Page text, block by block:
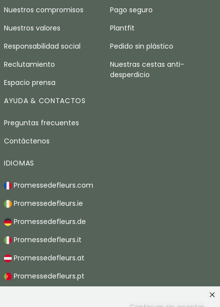
Nuestros compromisos
Nuestros valores
Responsabilidad social
Reclutamiento
Espacio prensa
Pago seguro
Plantfit
Pedido sin plástico
Nuestras cestas anti-
desperdicio
AYUDA & CONTACTOS
Preguntas frecuentes
Contáctenos
IDIOMAS
Promessedefleurs.com
Promessedefleurs.ie
Promessedefleurs.de
Promessedefleurs.it
Promessedefleurs.at
Promessedefleurs.pt